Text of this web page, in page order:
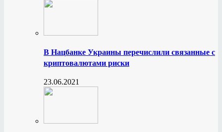
В Нацбанке Украины перечислили связанные с
криптовалютами риски
23.06.2021